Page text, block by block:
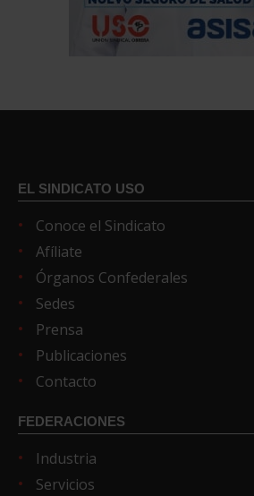
EL SINDICATO USO
Conoce el Sindicato
Afíliate
Órganos Confederales
Sedes
Prensa
Publicaciones
Contacto
FEDERACIONES
Industria
Servicios